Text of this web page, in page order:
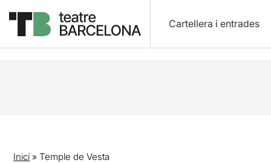
Cartellera i entrades
Inici »Temple de Vesta